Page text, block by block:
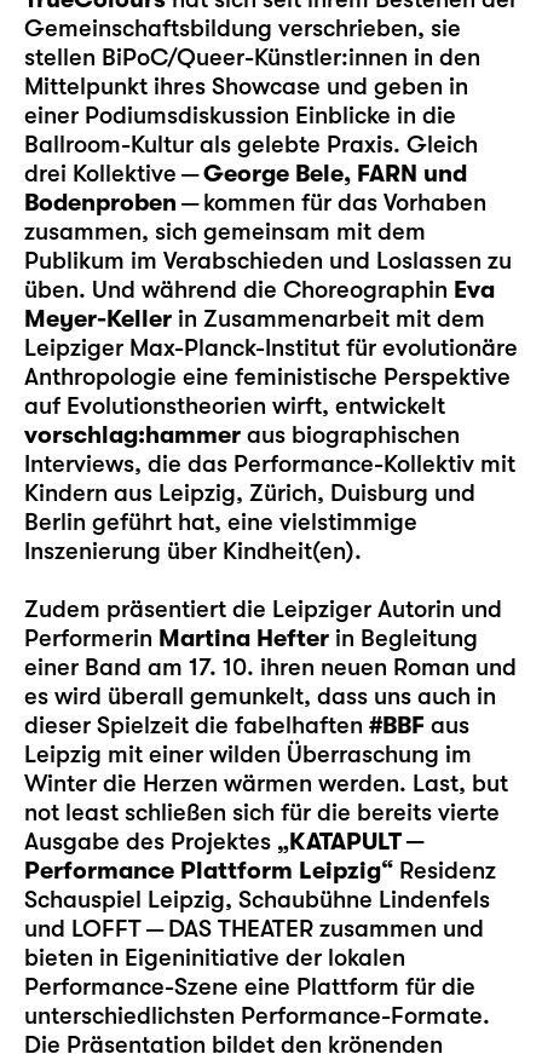
Gemeinschaftsbildung verschrieben, sie
stellen BiPoC/Queer-Künstler:innen in den
Mittelpunkt ihres Showcase und geben in
einer Podiumsdiskussion Einblicke in die
Ballroom-Kultur als gelebte Praxis. Gleich
drei Kollektive —George Bele, FARN und
Bodenproben — kommen für das Vorhaben
zusammen, sich gemeinsam mit dem
Publikum im Verabschieden und Loslassen zu
üben. Und während die Choreographin Eva
Meyer-Keller in Zusammenarbeit mit dem
Leipziger Max-Planck-Institut für evolutionäre
Anthropologie eine feministische Perspektive
auf Evolutionstheorien wirft, entwickelt
vorschlag:hammer aus biographischen
Interviews, die das Performance-Kollektiv mit
Kindern aus Leipzig, Zürich, Duisburg und
Berlin geführt hat, eine vielstimmige
Inszenierung über Kindheit(en).
Zudem präsentiert die Leipziger Autorin und
Performerin Martina Hefter in Begleitung
einer Band am 17. 10. ihren neuen Roman und
es wird überall gemunkelt, dass uns auch in
dieser Spielzeit die fabelhaften #BBF aus
Leipzig mit einer wilden Überraschung im
Winter die Herzen wärmen werden. Last, but
not least schließen sich für die bereits vierte
Ausgabe des Projektes „KATAPULT —
Performance Plattform Leipzig“ Residenz
Schauspiel Leipzig, Schaubühne Lindenfels
und LOFFT — DAS THEATER zusammen und
bieten in Eigeninitiative der lokalen
Performance-Szene eine Plattform für die
unterschiedlichsten Performance-Formate.
Die Präsentation bildet den krönenden